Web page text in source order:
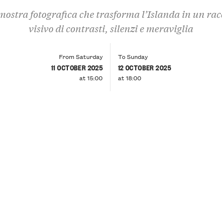
fotografica che trasforma l’Islanda in un
visivo di contrasti, silenzi e meraviglia
From Saturday
11 OCTOBER 2025
at 15:00
To Sunday
12 OCTOBER 2025
at 18:00